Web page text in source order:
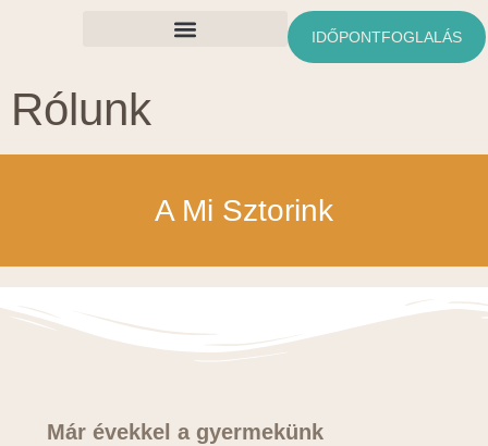
IDŐPONTFOGLALÁS
Rólunk
A Mi Sztorink
Már évekkel a gyermekünk